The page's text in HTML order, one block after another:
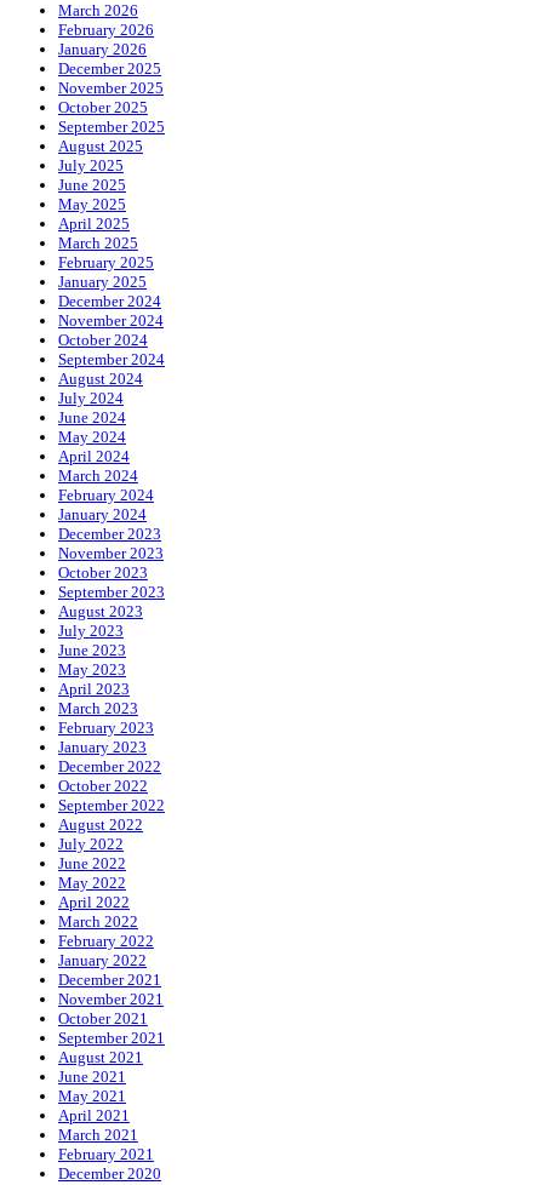
March 2026
February 2026
January 2026
December 2025
November 2025
October 2025
September 2025
August 2025
July 2025
June 2025
May 2025
April 2025
March 2025
February 2025
January 2025
December 2024
November 2024
October 2024
September 2024
August 2024
July 2024
June 2024
May 2024
April 2024
March 2024
February 2024
January 2024
December 2023
November 2023
October 2023
September 2023
August 2023
July 2023
June 2023
May 2023
April 2023
March 2023
February 2023
January 2023
December 2022
October 2022
September 2022
August 2022
July 2022
June 2022
May 2022
April 2022
March 2022
February 2022
January 2022
December 2021
November 2021
October 2021
September 2021
August 2021
June 2021
May 2021
April 2021
March 2021
February 2021
December 2020